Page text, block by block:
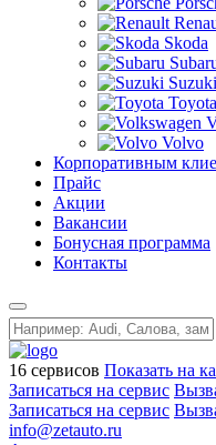
Skoda
Suzuki
Toyota
Volvo
Корпоративным
Прайс
Акции
Вакансии
Бонусная программа
Контакты
16 сервисов Показать на
Записаться на сервис
Записаться на сервис
info@zetauto.ru